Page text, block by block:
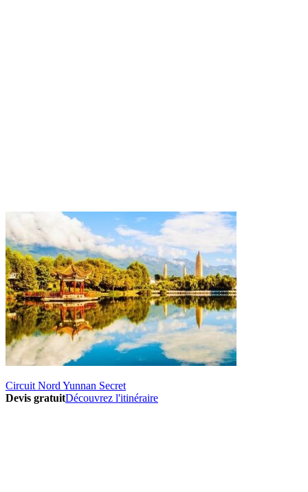
Circuit Nord Yunnan Secret
Devis gratuitDécouvrez l'itinéraire